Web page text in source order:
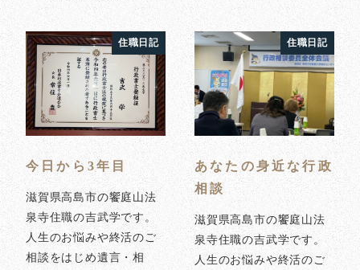
住職日記
今日から3年目
滋賀県高島市の饗庭山法
泉寺住職の吉武学です。
人生のお悩みや終活のご
相談をはじめ遺言・相
住職日記
あなたの身近な行政
相談
滋賀県高島市の饗庭山法
泉寺住職の吉武学です。
人生のお悩みや終活のご